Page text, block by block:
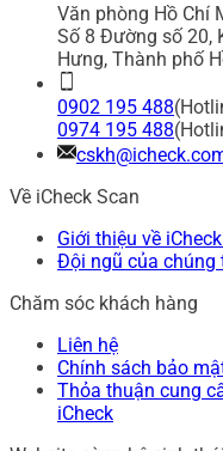
Văn phòng Hồ Chí
Số 8 Đường số 20,
Hưng, Thành phố
0902 195 488
0974 195 488
Về iCheck Scan
Giới thiệu về
Đội ngũ của chúng
Chăm sóc khách hàng
Liên hệ
Chính sách bảo
Thỏa thuận cung
iCheck